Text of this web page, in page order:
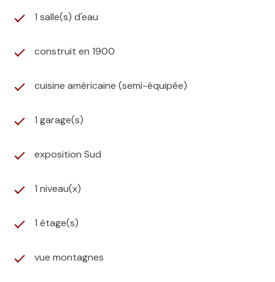
1 salle(s) d'eau
construit en 1900
cuisine américaine (semi-équipée)
1 garage(s)
exposition Sud
1 niveau(x)
1 étage(s)
vue montagnes